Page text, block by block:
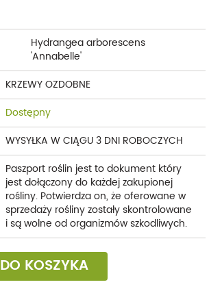
Hydrangea arborescens
'Annabelle'
KRZEWY OZDOBNE
Dostępny
WYSYŁKA W CIĄGU 3 DNI ROBOCZYCH
Paszport roślin jest to dokument który
jest dołączony do każdej zakupionej
rośliny. Potwierdza on, że oferowane w
sprzedaży rośliny zostały skontrolowane
i są wolne od organizmów szkodliwych.
DO KOSZYKA